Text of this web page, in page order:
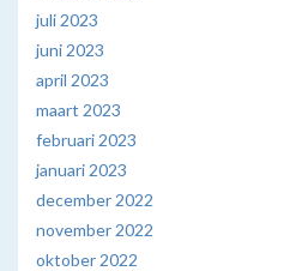
juli 2023
juni 2023
april 2023
maart 2023
februari 2023
januari 2023
december 2022
november 2022
oktober 2022